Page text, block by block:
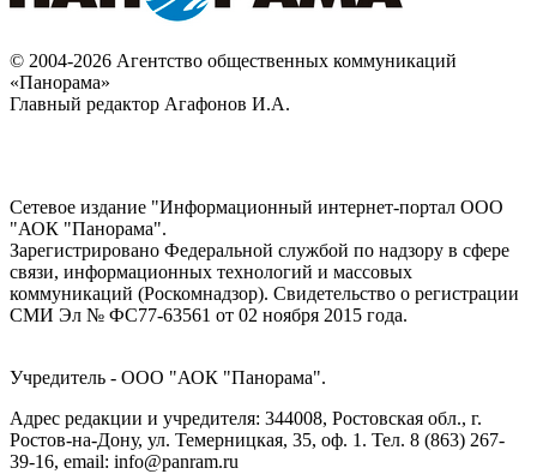
© 2004-2026 Агентство общественных коммуникаций
«Панорама»
Главный редактор Агафонов И.А.
Сетевое издание "Информационный интернет-портал ООО
"АОК "Панорама".
Зарегистрировано Федеральной службой по надзору в сфере
связи, информационных технологий и массовых
коммуникаций (Роскомнадзор). Cвидетельство о регистрации
СМИ Эл № ФС77-63561 от 02 ноября 2015 года.
Учредитель - ООО "АОК "Панорама".
Адрес редакции и учредителя: 344008, Ростовская обл., г.
Ростов-на-Дону, ул. Темерницкая, 35, оф. 1. Тел. 8 (863) 267-
39-16, email: info@panram.ru